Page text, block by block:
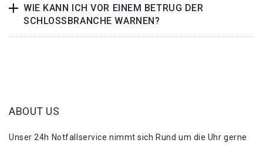
WIE KANN ICH VOR EINEM BETRUG DER
SCHLOSSBRANCHE WARNEN?
ABOUT US
Unser 24h Notfallservice nimmt sich Rund um die Uhr gerne